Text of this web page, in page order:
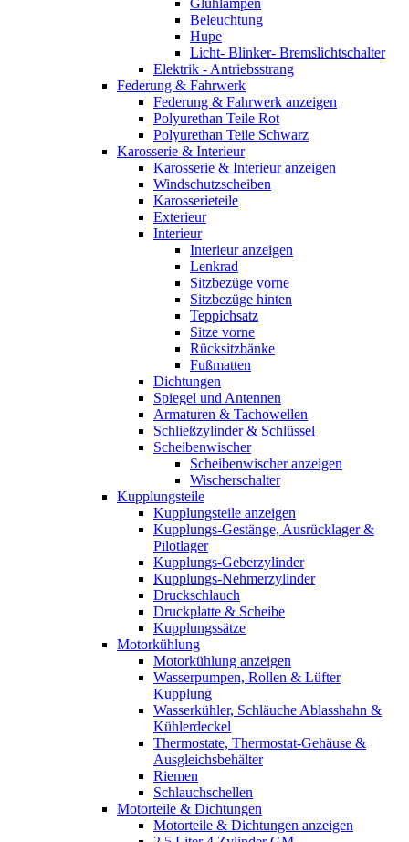
Beleuchtung
Hupe
Licht- Blinker- Bremslichtschalter
Elektrik - Antriebsstrang
Federung & Fahrwerk
Federung & Fahrwerk anzeigen
Polyurethan Teile Rot
Polyurethan Teile Schwarz
Karosserie & Interieur
Karosserie & Interieur anzeigen
Windschutzscheiben
Karosserieteile
Exterieur
Interieur
Interieur anzeigen
Lenkrad
Sitzbezüge vorne
Sitzbezüge hinten
Teppichsatz
Sitze vorne
Rücksitzbänke
Fußmatten
Dichtungen
Spiegel und Antennen
Armaturen & Tachowellen
Schließzylinder & Schlüssel
Scheibenwischer
Scheibenwischer anzeigen
Wischerschalter
Kupplungsteile
Kupplungsteile anzeigen
Kupplungs-Gestänge, Ausrücklager &
Pilotlager
Kupplungs-Geberzylinder
Kupplungs-Nehmerzylinder
Druckschlauch
Druckplatte & Scheibe
Kupplungssätze
Motorkühlung
Motorkühlung anzeigen
Wasserpumpen, Rollen & Lüfter
Kupplung
Wasserkühler, Schläuche Ablasshahn &
Kühlerdeckel
Thermostate, Thermostat-Gehäuse &
Ausgleichsbehälter
Riemen
Schlauchschellen
Motorteile & Dichtungen
Motorteile & Dichtungen anzeigen